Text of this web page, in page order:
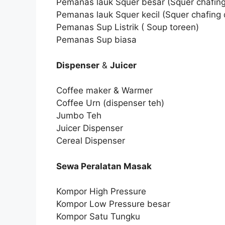
Pemanas lauk Squer besar (Squer
Pemanas lauk Squer kecil (Squer chafing
Pemanas Sup Listrik ( Soup toreen)
Pemanas Sup biasa
Dispenser & Juicer
Coffee maker & Warmer
Coffee Urn (dispenser teh)
Jumbo Teh
Juicer Dispenser
Cereal Dispenser
Sewa Peralatan Masak
Kompor High Pressure
Kompor Low Pressure besar
Kompor Satu Tungku